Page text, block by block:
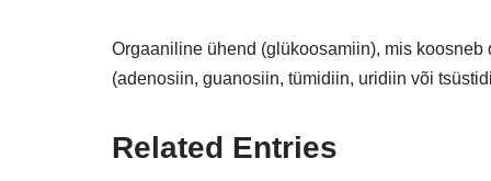
Orgaaniline ühend (glükoosamiin), mis
(adenosiin, guanosiin, tümidiin, uridiin või
Related Entries